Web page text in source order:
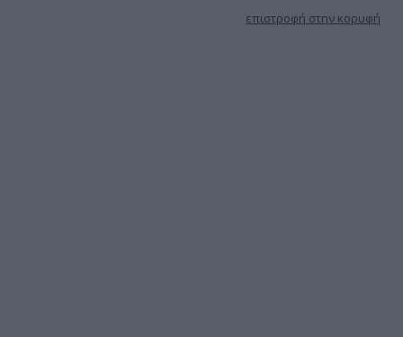
επιστροφή στην κορυφή